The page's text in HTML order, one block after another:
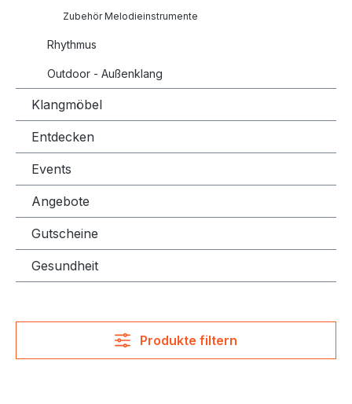
Zubehör Melodieinstrumente
Rhythmus
Outdoor - Außenklang
Klangmöbel
Entdecken
Events
Angebote
Gutscheine
Gesundheit
Produkte filtern